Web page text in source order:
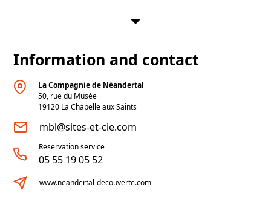
squelette qui allait changer leur vie… et
scientifiques. Entre aventure et enquête
archéologique, laissez-vous transporter dans
un parcours immersif où chaque temps fort
vous plonge un peu plus dans la formidable
Histoire de l’être humain… Du bureau des
découvreurs reconstitué jusqu’au
laboratoire d’analyse ADN ultra-moderne,
voyagez dans le temps et percez les
Information and contact
La Compagnie de Néandertal
50, rue du Musée
19120 La Chapelle aux Saints
mbl@sites-et-cie.com
Reservation service
05 55 19 05 52
www.neandertal-decouverte.com